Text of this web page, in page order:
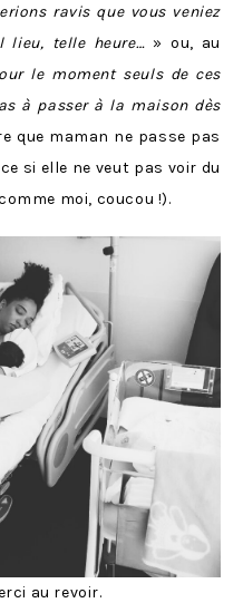
ravis que vous veniez
lieu, telle heure… » ou, au
le moment seuls de ces
à passer à la maison dès
que maman ne passe pas
si elle ne veut pas voir du
moi, coucou !).
au revoir.